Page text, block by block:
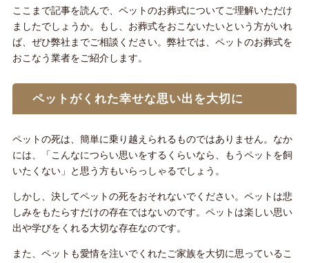
ここまで記事を読んで、ペットのお葬式についてご理解いただけ
ましたでしょうか。もし、お葬式をおこないたいという方がいれ
ば、ぜひ弊社までご相談ください。弊社では、ペットのお葬式を
おこなう業者をご紹介します。
ペットがくれた幸せな思い出を大切に
ペットの死は、簡単に乗り越えられるものではありません。なか
には、「こんなにつらい思いをするくらいなら、もうペットを飼
いたくない」と思う方もいらっしゃるでしょう。
しかし、決してペットの死をおそれないでください。ペットは悲
しみをもたらすだけの存在ではないのです。ペットは楽しい思い
出や学びをくれる大切な存在なのです。
また、ペットも愛情を注いでくれたご家族を大切に思っているこ